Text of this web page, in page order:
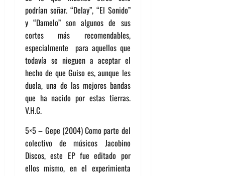
podrían soñar. “Delay”, “El Sonido”
y “Damelo” son algunos de sus
cortes más recomendables,
especialmente para aquellos que
todavía se nieguen a aceptar el
hecho de que Guiso es, aunque les
duela, una de las mejores bandas
que ha nacido por estas tierras.
V.H.C.
5×5 – Gepe (2004) Como parte del
colectivo de músicos Jacobino
Discos, este EP fue editado por
ellos mismo, en el experimienta